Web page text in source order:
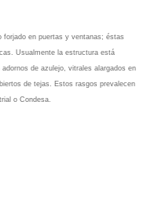
forjado en puertas y ventanas; éstas
Usualmente la estructura está
de azulejo, vitrales alargados en
de tejas. Estos rasgos prevalecen
o Condesa.